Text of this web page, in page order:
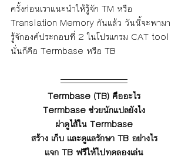
ครั้งก่อนเราแนะนำให้รู้จัก TM หรือ
Translation Memory กันแล้ว วันนี้จะพามา
รู้จักองค์ประกอบที่ 2 ในโปรแกรม CAT tool
นั่นก็คือ Termbase หรือ TB
Termbase (TB) คืออะไร
Termbase ช่วยนักแปลยังไง
ผ่าดูไส้ใน Termbase
สร้าง เก็บ และดูแลรักษา TB อย่างไร
แจก TB ฟรีให้ไปทดลองเล่น